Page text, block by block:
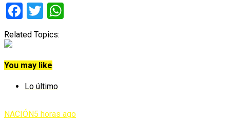
Facebook
Twitter
Related Topics:
You may like
Lo último
NACIÓN5 horas ago